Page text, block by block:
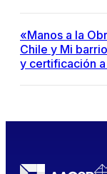
«Manos a la
Chile y Mi
y certificación